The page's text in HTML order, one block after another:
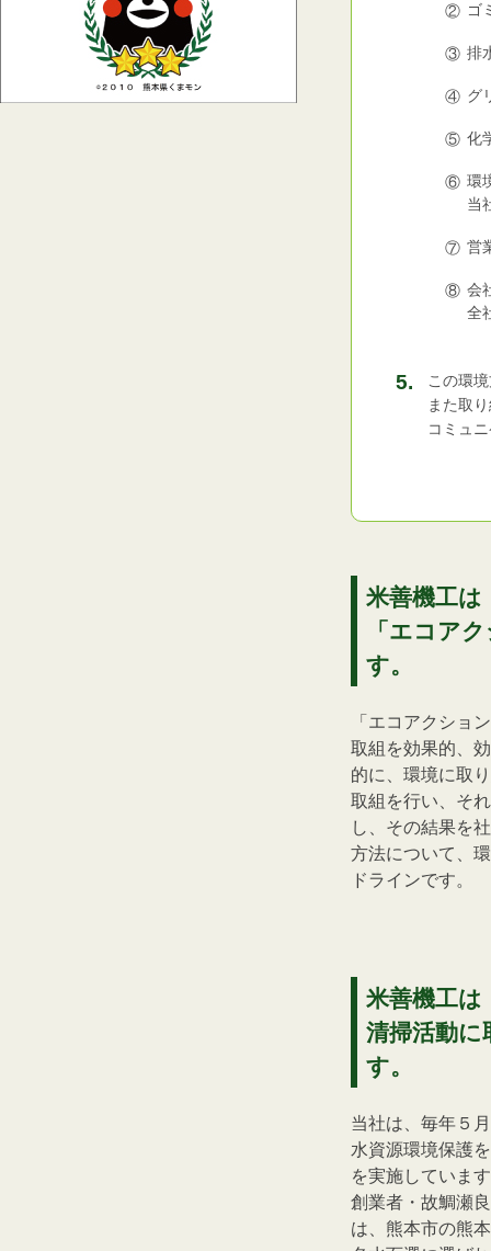
ゴ
排
グ
化
環
当
営
会
全
この環
また取
コミュ
米善機工は
「エコア
す。
「エコアクショ
取組を効果的、
的に、環境に取
取組を行い、そ
し、その結果を
方法について、
ドラインです。
米善機工は
清掃活動に
す。
当社は、毎年５
水資源環境保護
を実施していま
創業者・故鯛瀬
は、熊本市の熊